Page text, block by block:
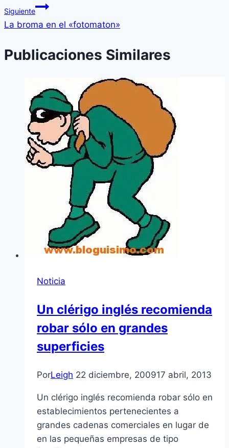
Siguiente
La broma en el «fotomaton»
Publicaciones Similares
Noticia
Un clérigo inglés recomienda
robar sólo en grandes
superficies
PorLeigh 22 diciembre, 200917 abril, 2013
Un clérigo inglés recomienda robar sólo en
establecimientos pertenecientes a
grandes cadenas comerciales en lugar de
en las pequeñas empresas de tipo